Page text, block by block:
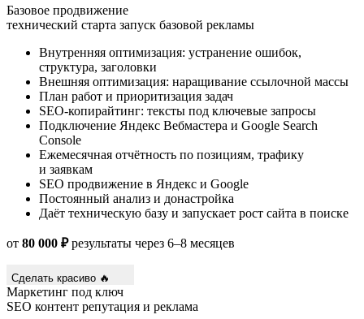
Базовое продвижение
технический старта запуск базовой рекламы
Внутренняя оптимизация: устранение ошибок,
структура, заголовки
Внешняя оптимизация: наращивание ссылочной массы
План работ и приоритизация задач
SEO-копирайтинг: тексты под ключевые запросы
Подключение Яндекс Вебмастера и Google Search
Console
Ежемесячная отчётность по позициям, трафику
и заявкам
SEO продвижение в Яндекс и Google
Постоянный анализ и донастройка
Даёт техническую базу и запускает рост сайта в поиске
от 80 000 ₽результаты через 6–8 месяцев
Сделать красиво 🔥
Маркетинг под ключ
SEO контент репутация и реклама